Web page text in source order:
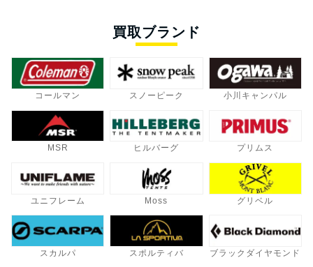
買取ブランド
コールマン スノーピーク 小川キャンパル
MSR ヒルバーグ プリムス
ユニフレーム Moss グリベル
スカルパ スポルティバ ブラックダイヤモンド